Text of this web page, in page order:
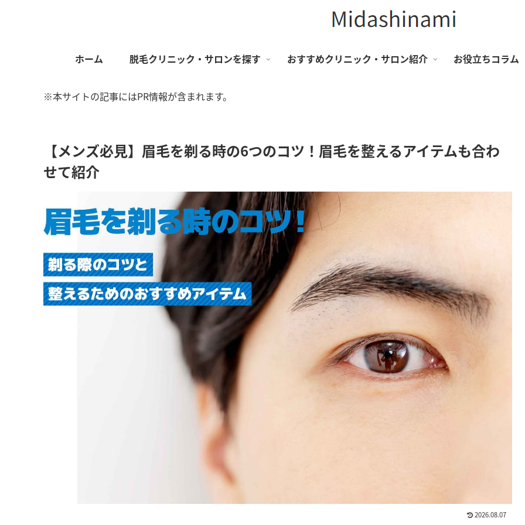
ホーム 脱毛クリニック・サロンを探す おすすめクリニック・サロン紹介 お役立ちコラム
※本サイトの記事にはPR情報が含まれます。
【メンズ必見】眉毛を剃る時の6つのコツ！眉毛を整えるアイテムも合わ
せて紹介
2026.08.07